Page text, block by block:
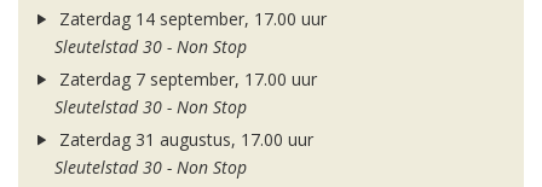
Zaterdag 14 september, 17.00 uur
Sleutelstad 30 - Non Stop
Zaterdag 7 september, 17.00 uur
Sleutelstad 30 - Non Stop
Zaterdag 31 augustus, 17.00 uur
Sleutelstad 30 - Non Stop